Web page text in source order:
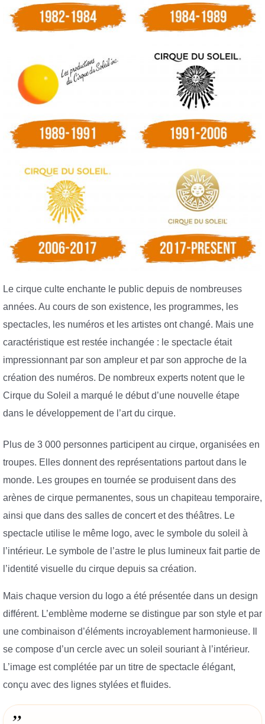
Le cirque culte enchante le public depuis de nombreuses
années. Au cours de son existence, les programmes, les
spectacles, les numéros et les artistes ont changé. Mais une
caractéristique est restée inchangée : le spectacle était
impressionnant par son ampleur et par son approche de la
création des numéros. De nombreux experts notent que le
Cirque du Soleil a marqué le début d’une nouvelle étape
dans le développement de l’art du cirque.
Plus de 3 000 personnes participent au cirque, organisées en
troupes. Elles donnent des représentations partout dans le
monde. Les groupes en tournée se produisent dans des
arènes de cirque permanentes, sous un chapiteau temporaire,
ainsi que dans des salles de concert et des théâtres. Le
spectacle utilise le même logo, avec le symbole du soleil à
l’intérieur. Le symbole de l’astre le plus lumineux fait partie de
l’identité visuelle du cirque depuis sa création.
Mais chaque version du logo a été présentée dans un design
différent. L’emblème moderne se distingue par son style et par
une combinaison d’éléments incroyablement harmonieuse. Il
se compose d’un cercle avec un soleil souriant à l’intérieur.
L’image est complétée par un titre de spectacle élégant,
conçu avec des lignes stylées et fluides.